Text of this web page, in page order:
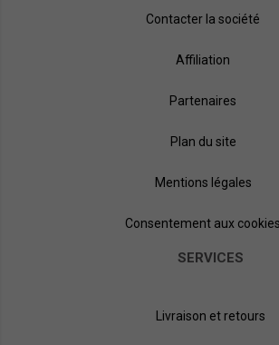
Contacter la société
Affiliation
Partenaires
Plan du site
Mentions légales
Consentement aux cookies
SERVICES
Livraison et retours